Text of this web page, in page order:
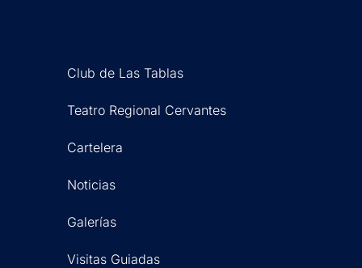
Club de Las Tablas
Teatro Regional Cervantes
Cartelera
Noticias
Galerías
Visitas Guiadas